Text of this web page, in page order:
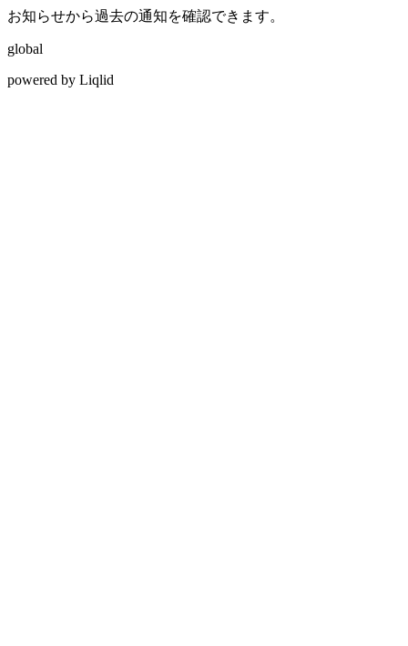
お知らせから過去の通知を確認できます。
global
powered by Liqlid